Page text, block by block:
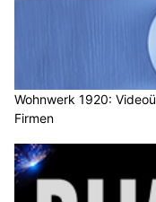
Wohnwerk 1920:
Firmen